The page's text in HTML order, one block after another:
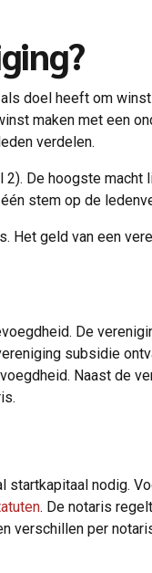
doel heeft om
maken met een
verdelen.
2). De hoogste
stem op de
Het geld van een
De
subsidie
Naast de
startkapitaal nodig.
. De notaris
verschillen per